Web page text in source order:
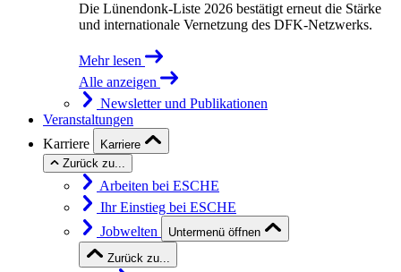
Die Lünendonk-Liste 2026 bestätigt erneut die Stärke
und internationale Vernetzung des DFK-Netzwerks.
Mehr lesen
Alle anzeigen
Newsletter und Publikationen
Veranstaltungen
Karriere
Karriere
Zurück zu...
Arbeiten bei ESCHE
Ihr Einstieg bei ESCHE
Jobwelten
Untermenü öffnen
Zurück zu...